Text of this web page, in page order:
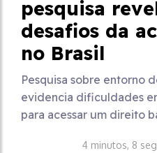
pesquisa
desafios da
no Brasil
Pesquisa sobre entorno
evidencia dificuldades
para acessar um direito
4 minutos, 8